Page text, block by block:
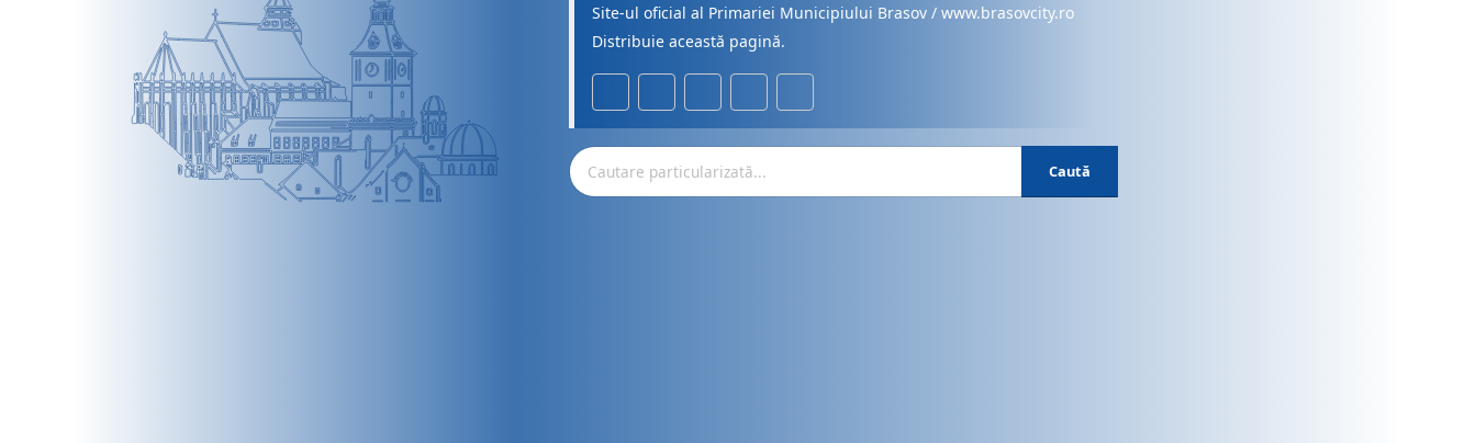
Site-ul oficial al Primariei Municipiului Brasov / www.brasovcity.ro
Distribuie această pagină.
Caută